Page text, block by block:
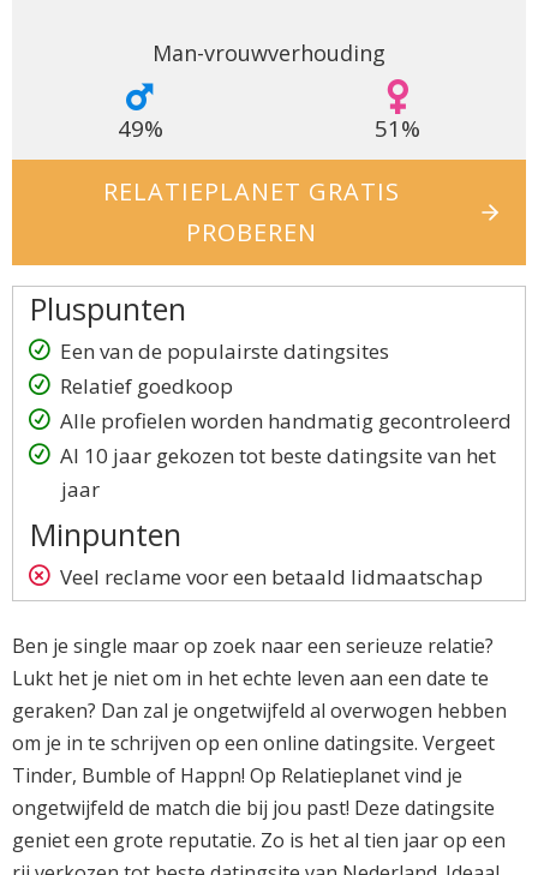
Man-vrouwverhouding
49% 51%
RELATIEPLANET GRATIS
PROBEREN
Pluspunten
Een van de populairste datingsites
Relatief goedkoop
Alle profielen worden handmatig gecontroleerd
Al 10 jaar gekozen tot beste datingsite van het
jaar
Minpunten
Veel reclame voor een betaald lidmaatschap
Ben je single maar op zoek naar een serieuze relatie?
Lukt het je niet om in het echte leven aan een date te
geraken? Dan zal je ongetwijfeld al overwogen hebben
om je in te schrijven op een online datingsite. Vergeet
Tinder, Bumble of Happn! Op Relatieplanet vind je
ongetwijfeld de match die bij jou past! Deze datingsite
geniet een grote reputatie. Zo is het al tien jaar op een